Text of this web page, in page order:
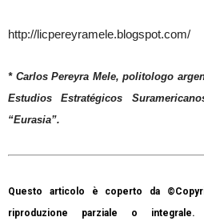
http://licpereyramele.blogspot.com/
* Carlos Pereyra Mele,politologo
Estudios Estratégicos
“Eurasia”.
Questo articolo è coperto da
riproduzione parziale o integrale.